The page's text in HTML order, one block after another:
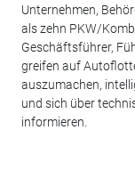
Unternehmen,
als zehn PKW/
Geschäftsführer,
greifen auf
auszumachen,
und sich über
informieren.